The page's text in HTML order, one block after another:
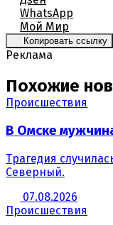
WhatsApp
Мой Мир
Копировать ссылку
Реклама
Похожие
Происшествия
В Омске
Трагедия
Северный.
07.08.2026
Происшествия